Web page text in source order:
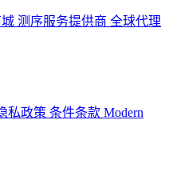
城 测序服务提供商 全球代理
私政策 条件条款 Modern